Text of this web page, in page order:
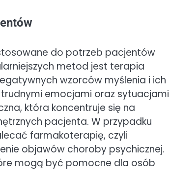
do potrzeb pacjentów
metod jest terapia
wzorców myślenia i ich
emocjami oraz sytuacjami
która koncentruje się na
pacjenta. W przypadku
farmakoterapię, czyli
objawów choroby psychicznej.
mogą być pomocne dla osób